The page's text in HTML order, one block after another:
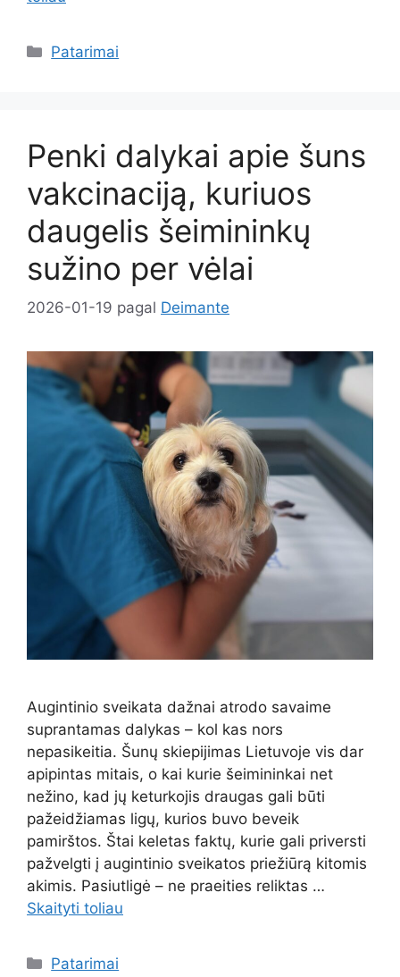
Kategorijos
Patarimai
Penki dalykai apie šuns
vakcinaciją, kuriuos
daugelis šeimininkų
sužino per vėlai
2026-01-19 pagal Deimante
Augintinio sveikata dažnai atrodo savaime
suprantamas dalykas – kol kas nors
nepasikeitia. Šunų skiepijimas Lietuvoje vis dar
apipintas mitais, o kai kurie šeimininkai net
nežino, kad jų keturkojis draugas gali būti
pažeidžiamas ligų, kurios buvo beveik
pamirštos. Štai keletas faktų, kurie gali priversti
pažvelgti į augintinio sveikatos priežiūrą kitomis
akimis. Pasiutligė – ne praeities reliktas …
Skaityti toliau
Kategorijos
Patarimai